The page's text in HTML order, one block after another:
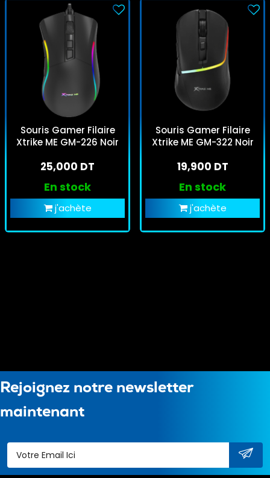
Souris Gamer Filaire
Xtrike ME GM-226 Noir
25,000 DT
En stock
j'achète
Souris Gamer Filaire
Xtrike ME GM-322 Noir
19,900 DT
En stock
j'achète
Rejoignez notre newsletter
maintenant